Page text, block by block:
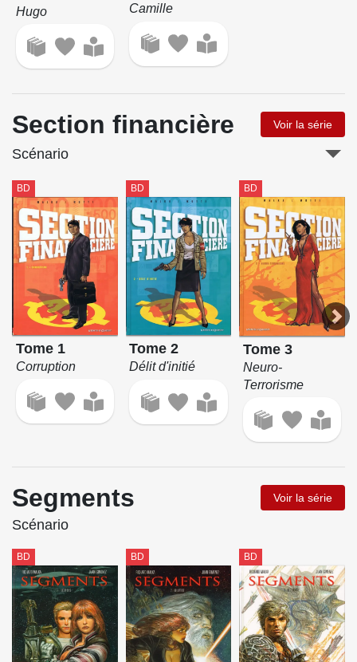
Hugo Camille
Section financière Voir la série
Scénario
BD
Tome 1
Corruption
BD
Tome 2
Délit d'initié
BD
Tome 3
Neuro-
Terrorisme
Segments Voir la série
Scénario
BD BD BD